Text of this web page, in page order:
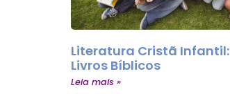
Literatura Cristã
Livros Bíblicos
Leia mais »